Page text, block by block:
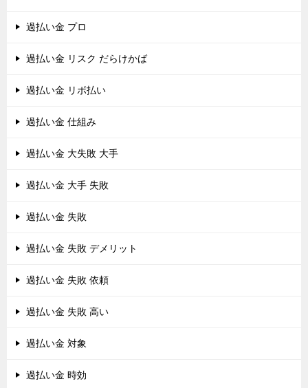
過払い金 プロ
過払い金 リスク だらけかば
過払い金 リボ払い
過払い金 仕組み
過払い金 大失敗 大手
過払い金 大手 失敗
過払い金 失敗
過払い金 失敗 デメリット
過払い金 失敗 依頼
過払い金 失敗 高い
過払い金 対象
過払い金 時効